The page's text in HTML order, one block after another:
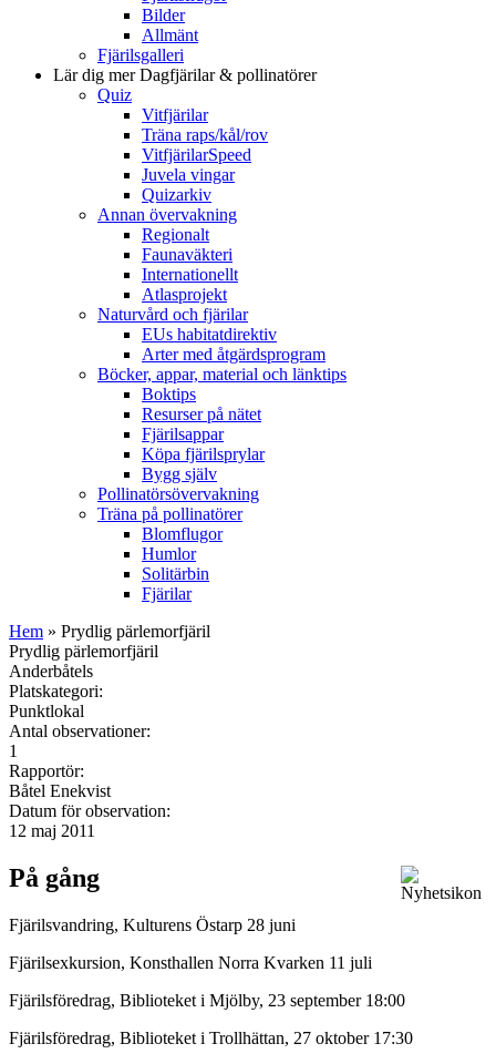
Bilder
Allmänt
Fjärilsgalleri
Lär dig merDagfjärilar & pollinatörer
Quiz
Vitfjärilar
Träna raps/kål/rov
VitfjärilarSpeed
Juvela vingar
Quizarkiv
Annan övervakning
Regionalt
Faunaväkteri
Internationellt
Atlasprojekt
Naturvård och fjärilar
EUs habitatdirektiv
Arter med åtgärdsprogram
Böcker, appar, material och länktips
Boktips
Resurser på nätet
Fjärilsappar
Köpa fjärilsprylar
Bygg själv
Pollinatörsövervakning
Träna på pollinatörer
Blomflugor
Humlor
Solitärbin
Fjärilar
Hem » Prydlig pärlemorfjäril
Prydlig pärlemorfjäril
Anderbåtels
Platskategori:
Punktlokal
Antal observationer:
1
Rapportör:
Båtel Enekvist
Datum för observation:
12 maj 2011
På gång
Fjärilsvandring, Kulturens Östarp 28 juni
Fjärilsexkursion, Konsthallen Norra Kvarken 11 juli
Fjärilsföredrag, Biblioteket i Mjölby, 23 september 18:00
Fjärilsföredrag, Biblioteket i Trollhättan, 27 oktober 17:30